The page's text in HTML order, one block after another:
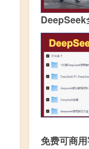
DeepSeek
免费可商